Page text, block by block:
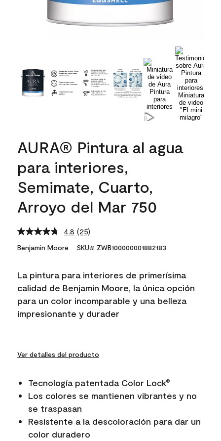
AURA® Pintura al agua
para interiores,
Semimate, Cuarto,
Arroyo del Mar 750
4.8 Read
25
Reviews.
link.
(25)
Benjamin Moore SKU# ZWB100000001882183
La pintura para interiores de primerísima
calidad de Benjamin Moore, la única opción
para un color incomparable y una belleza
impresionante y durader
Ver detalles del producto
Tecnología patentada Color Lock®
Los colores se mantienen vibrantes y no
se traspasan
Resistente a la descoloración para dar un
color duradero